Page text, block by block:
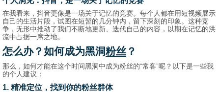
在我看来，抖音更像是一场关于记忆的竞赛。每个人都在用短视频展示
自己的生活片段，试图在短暂的几分钟内，留下深刻的印象。这种竞
争，无形中推动了我们不断地更新、迭代自己的内容，以期在记忆的洪
流中占据一席之地。
怎么办？如何成为黑洞粉丝 ？
那么，如何才能在这个时间黑洞中成为粉丝的“常客”呢？以下是一些我
的个人建议：
1. 精准定位，找到你的粉丝群体